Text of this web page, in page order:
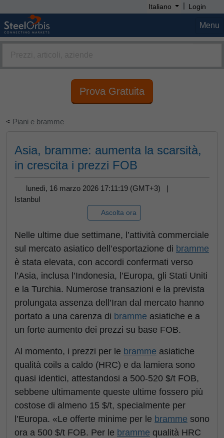
Italiano | Login
Menu
Prova Gratuita
< Piani e bramme
Asia, bramme: aumenta la scarsità,
in crescita i prezzi FOB
lunedì, 16 marzo 2026 17:11:19 (GMT+3) |
Istanbul
Ascolta ora
Nelle ultime due settimane, l’attività commerciale
sul mercato asiatico dell’esportazione di bramme
è stata elevata, con accordi confermati verso
l’Asia, inclusa l’Indonesia, l’Europa, gli Stati Uniti
e la Turchia. Numerose transazioni e la prevista
prolungata assenza dell’Iran dal mercato hanno
portato a una carenza di bramme asiatiche e a
un forte aumento dei prezzi su base FOB.
Al momento, i prezzi per le bramme asiatiche
qualità coils a caldo (HRC) e da lamiera sono
quasi identici, attestandosi a 500-520 $/t FOB,
sebbene ultimamente queste ultime fossero più
costose di almeno 15 $/t, specialmente per
l’Europa. «Le offerte minime per le bramme sono
ora a 500 $/t FOB. Per le bramme qualità HRC